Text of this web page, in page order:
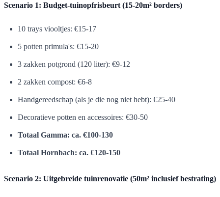
Scenario 1: Budget-tuinopfrisbeurt (15-20m² borders)
10 trays viooltjes: €15-17
5 potten primula's: €15-20
3 zakken potgrond (120 liter): €9-12
2 zakken compost: €6-8
Handgereedschap (als je die nog niet hebt): €25-40
Decoratieve potten en accessoires: €30-50
Totaal Gamma: ca. €100-130
Totaal Hornbach: ca. €120-150
Scenario 2: Uitgebreide tuinrenovatie (50m² inclusief bestrating)